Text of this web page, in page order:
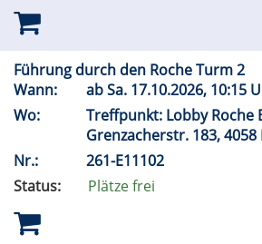
Führung durch den Roche Turm 2
Wann:
abSa. 17.10.2026, 10:15
Wo:
Treffpunkt: Lobby Roche
Grenzacherstr. 183, 4058
Nr.:
261-E11102
Status:
Plätze frei